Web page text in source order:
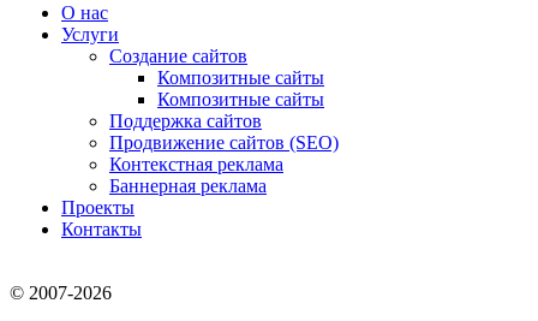
О нас
Услуги
Создание сайтов
Композитные сайты
Композитные сайты
Поддержка сайтов
Продвижение сайтов (SEO)
Контекстная реклама
Баннерная реклама
Проекты
Контакты
© 2007-2026